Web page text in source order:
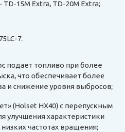
15M Extra, TD-20M Extra;
7.
подает топливо при более
что обеспечивает более
и снижение уровня выбросов;
(Holset HX40) с перепускным
улучшения характеристики
частотах вращения;